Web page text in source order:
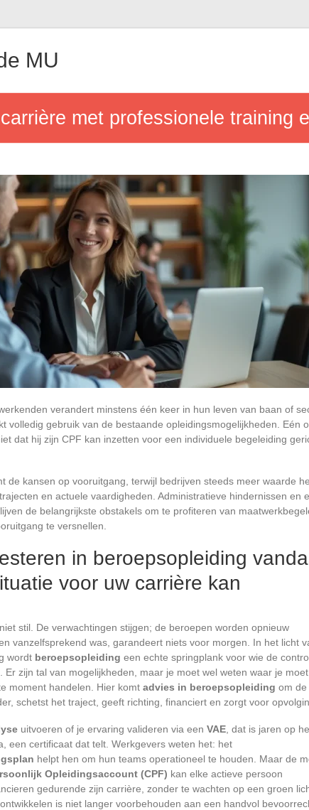
MU
met professionele training
verandert minstens één keer in hun leven van baan of
volledig gebruik van de bestaande opleidingsmogelijkheden. Eén
dat hij zijn CPF kan inzetten voor een individuele begeleiding
de kansen op vooruitgang, terwijl bedrijven steeds meer waarde
en actuele vaardigheden. Administratieve hindernissen en
de belangrijkste obstakels om te profiteren van
te versnellen.
in beroepsopleiding
voor uw carrière kan
stil. De verwachtingen stijgen; de beroepen worden opnieuw
vanzelfsprekend was, garandeert niets voor morgen. In het licht
wordt beroepsopleiding een echte springplank voor wie de
Er zijn tal van mogelijkheden, maar je moet wel weten waar je moet
moment handelen. Hier komt advies in beroepsopleiding om de
schetst het traject, geeft richting, financiert en zorgt voor
uitvoeren of je ervaring valideren via een VAE , dat is jaren op
een certificaat dat telt. Werkgevers weten het: het
helpt hen om hun teams operationeel te houden. Maar de
Opleidingsaccount (CPF) kan elke actieve persoon
gedurende zijn carrière, zonder te wachten op een groen
is niet langer voorbehouden aan een handvol